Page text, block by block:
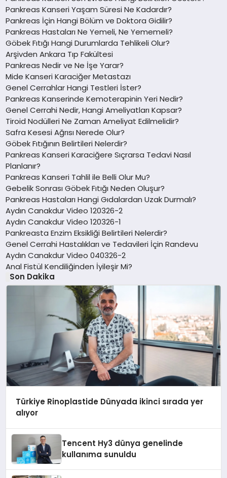
Pankreas Kanseri Yaşam Süresi Ne Kadardır?
Pankreas İçin Hangi Bölüm ve Doktora Gidilir?
Pankreas Hastaları Ne Yemeli, Ne Yememeli?
Göbek Fıtığı Hangi Durumlarda Tehlikeli Olur?
Arşivden Ankara Tıp Fakültesi
Pankreas Nedir ve Ne İşe Yarar?
Mide Kanseri Karaciğer Metastazı
Genel Cerrahlar Hangi Testleri İster?
Pankreas Kanserinde Kemoterapinin Yeri Nedir?
Genel Cerrahi Nedir, Hangi Ameliyatları Kapsar?
Tiroid Nodülleri Ne Zaman Ameliyat Edilmelidir?
Safra Kesesi Ağrısı Nerede Olur?
Göbek Fıtığının Belirtileri Nelerdir?
Pankreas Kanseri Karaciğere Sıçrarsa Tedavi Nasıl
Planlanır?
Pankreas Kanseri Tahlil ile Belli Olur Mu?
Gebelik Sonrası Göbek Fıtığı Neden Oluşur?
Pankreas Hastaları Hangi Gıdalardan Uzak Durmalı?
Aydın Canakdur Video 120326-2
Aydın Canakdur Video 120326-1
Pankreasta Enzim Eksikliği Belirtileri Nelerdir?
Genel Cerrahi Hastalıkları ve Tedavileri İçin Randevu
Aydın Canakdur Video 040326-2
Anal Fistül Kendiliğinden İyileşir Mi?
Son Dakika
Türkiye Rinoplastide Dünyada ikinci sırada yer
alıyor
Tencent Hy3 dünya genelinde
kullanıma sunuldu